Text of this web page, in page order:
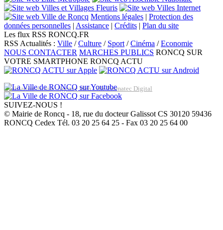
Mentions légales | Protection des
données personnelles | Assistance | Crédits | Plan du site
Les flux RSS RONCQ.FR
RSS Actualités : Ville /Culture / Sport /Cinéma /Economie
NOUS CONTACTER MARCHES PUBLICS RONCQ SUR
VOTRE SMARTPHONE RONCQ ACTU
Réalisation du site: Agence Web Lille Promatec Digital
SUIVEZ-NOUS !
© Mairie de Roncq - 18, rue du docteur Galissot CS 30120 59436
RONCQ Cedex Tél. 03 20 25 64 25 - Fax 03 20 25 64 00